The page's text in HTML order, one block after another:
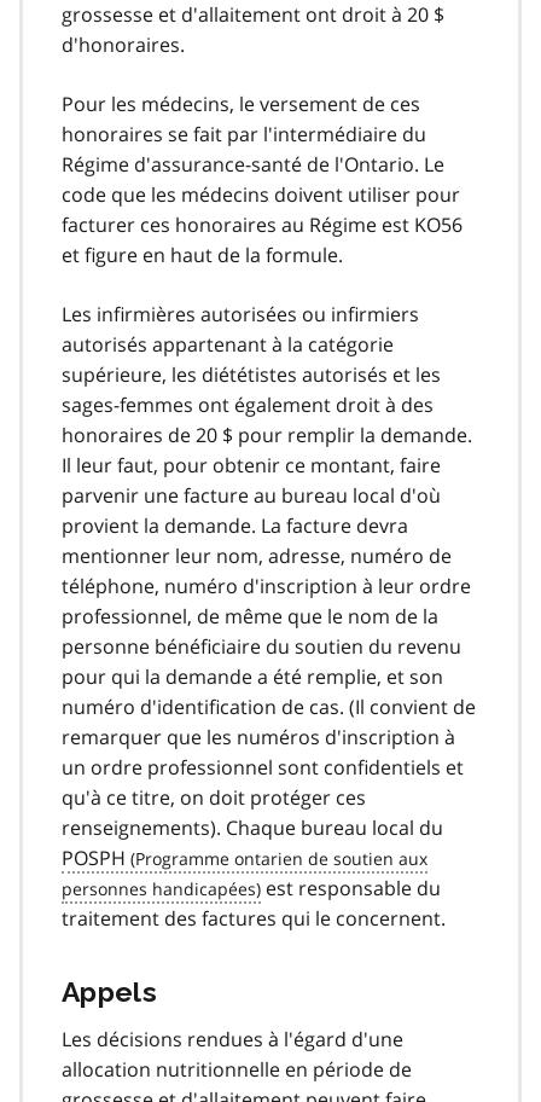
grossesse et d'allaitement ont droit à 20 $
d'honoraires.
Pour les médecins, le versement de ces
honoraires se fait par l'intermédiaire du
Régime d'assurance-santé de l'Ontario. Le
code que les médecins doivent utiliser pour
facturer ces honoraires au Régime est KO56
et figure en haut de la formule.
Les infirmières autorisées ou infirmiers
autorisés appartenant à la catégorie
supérieure, les diététistes autorisés et les
sages-femmes ont également droit à des
honoraires de 20 $ pour remplir la demande.
Il leur faut, pour obtenir ce montant, faire
parvenir une facture au bureau local d'où
provient la demande. La facture devra
mentionner leur nom, adresse, numéro de
téléphone, numéro d'inscription à leur ordre
professionnel, de même que le nom de la
personne bénéficiaire du soutien du revenu
pour qui la demande a été remplie, et son
numéro d'identification de cas. (Il convient de
remarquer que les numéros d'inscription à
un ordre professionnel sont confidentiels et
qu'à ce titre, on doit protéger ces
renseignements). Chaque bureau local du
POSPH
est responsable du
traitement des factures qui le concernent.
Appels
Les décisions rendues à l'égard d'une
allocation nutritionnelle en période de